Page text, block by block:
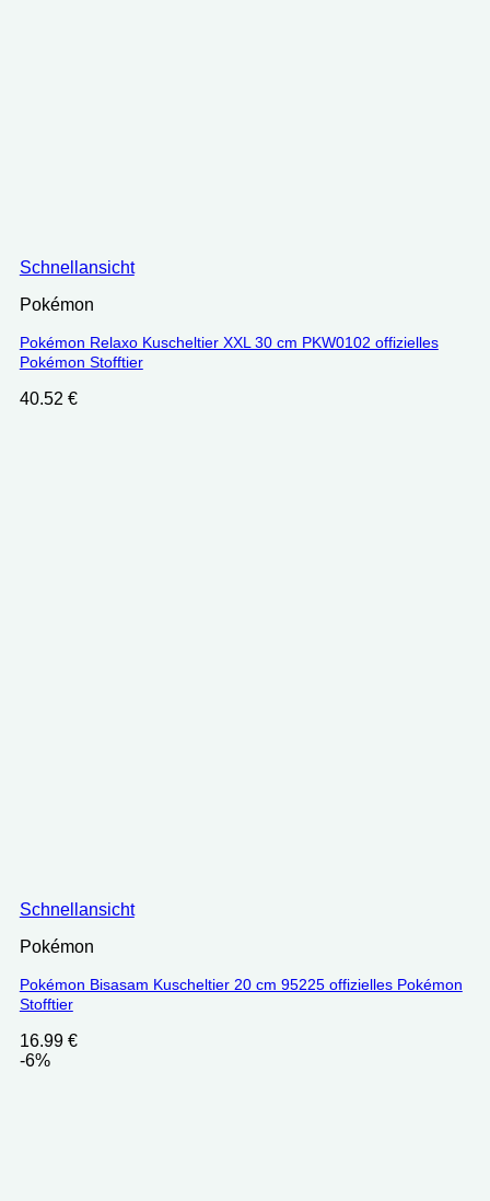
Schnellansicht
Pokémon
Pokémon Relaxo Kuscheltier XXL 30 cm PKW0102 offizielles
Pokémon Stofftier
40.52 €
Schnellansicht
Pokémon
Pokémon Bisasam Kuscheltier 20 cm 95225 offizielles Pokémon
Stofftier
16.99 €
-6%